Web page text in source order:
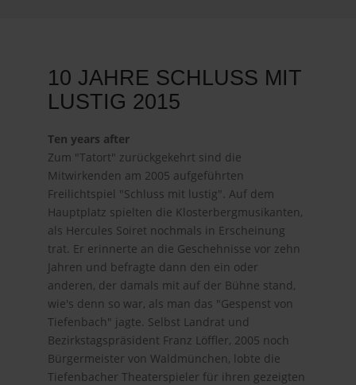
10 JAHRE SCHLUSS MIT
LUSTIG 2015
Ten years after
Zum "Tatort" zurückgekehrt sind die
Mitwirkenden am 2005 aufgeführten
Freilichtspiel "Schluss mit lustig". Auf dem
Hauptplatz spielten die Klosterbergmusikanten,
als Hercules Soiret nochmals in Erscheinung
trat. Er erinnerte an die Geschehnisse vor zehn
Jahren und befragte dann den ein oder
anderen, der damals mit auf der Bühne stand,
wie's denn so war, als man das "Gespenst von
Tiefenbach" jagte. Selbst Landrat und
Bezirkstagspräsident Franz Löffler, 2005 noch
Bürgermeister von Waldmünchen, lobte die
Tiefenbacher Theaterspieler für ihren gezeigten